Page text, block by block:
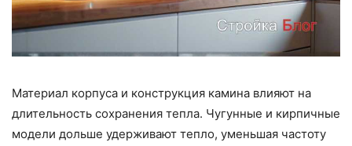
Материал корпуса и конструкция камина влияют на
длительность сохранения тепла. Чугунные и кирпичные
модели дольше удерживают тепло, уменьшая частоту